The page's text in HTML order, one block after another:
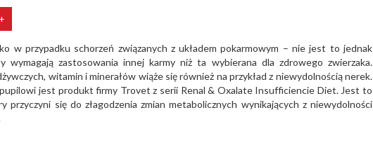
w przypadku schorzeń związanych z układem pokarmowym – nie jest to jednak
wymagają zastosowania innej karmy niż ta wybierana dla zdrowego zwierzaka.
witamin i minerałów wiąże się również na przykład z niewydolnością nerek.
pupilowi jest produkt firmy Trovet z serii Renal & Oxalate Insufficiencie Diet. Jest to
się do złagodzenia zmian metabolicznych wynikających z niewydolności